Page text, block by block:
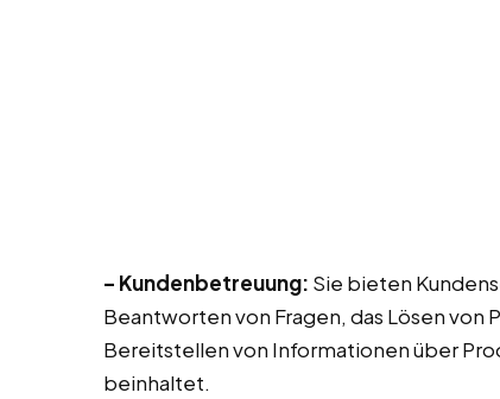
– Kundenbetreuung: Sie bieten
Beantworten von Fragen, das Lösen von
Bereitstellen von Informationen über
beinhaltet.